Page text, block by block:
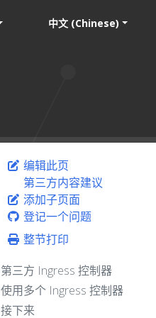
中文 (Chinese)
编辑此页
第三方内容建议
添加子页面
登记一个问题
整节打印
第三方 Ingress 控制器
使用多个 Ingress 控制器
接下来